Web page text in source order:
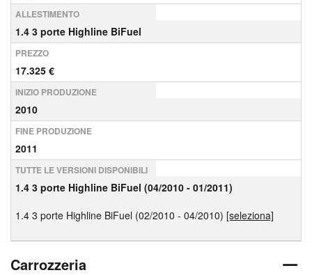
ALLESTIMENTO
1.4 3 porte Highline BiFuel
PREZZO
17.325 €
INIZIO PRODUZIONE
2010
FINE PRODUZIONE
2011
TUTTE LE VERSIONI DISPONIBILI
1.4 3 porte Highline BiFuel (04/2010 - 01/2011)
1.4 3 porte Highline BiFuel (02/2010 - 04/2010) [seleziona]
Carrozzeria